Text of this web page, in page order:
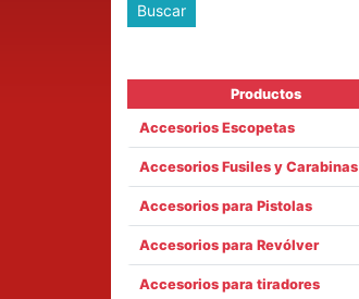
Buscar
Productos
Accesorios Escopetas
Accesorios Fusiles y Carabinas
Accesorios para Pistolas
Accesorios para Revólver
Accesorios para tiradores